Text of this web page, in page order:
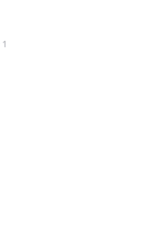
1